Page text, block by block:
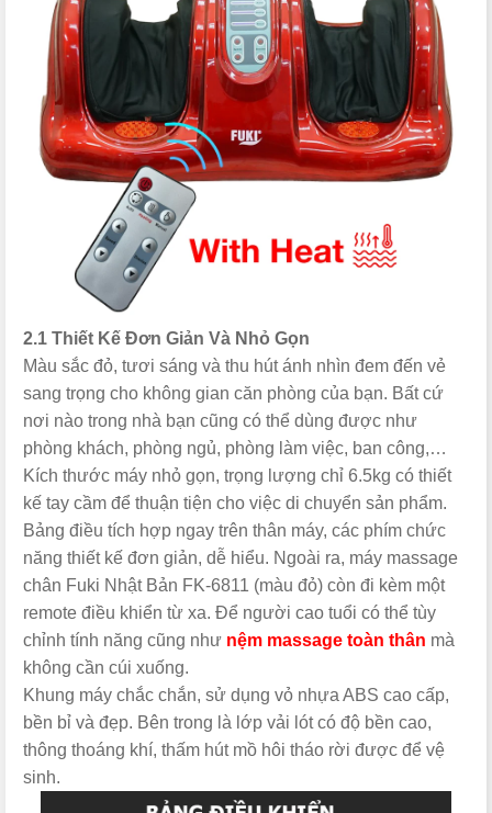
2.1 Thiết Kế Đơn Giản Và Nhỏ Gọn
Màu sắc đỏ, tươi sáng và thu hút ánh nhìn đem đến vẻ
sang trọng cho không gian căn phòng của bạn. Bất cứ
nơi nào trong nhà bạn cũng có thể dùng được như
phòng khách, phòng ngủ, phòng làm việc, ban công,…
Kích thước máy nhỏ gọn, trọng lượng chỉ 6.5kg có thiết
kế tay cầm để thuận tiện cho việc di chuyển sản phẩm.
Bảng điều tích hợp ngay trên thân máy, các phím chức
năng thiết kế đơn giản, dễ hiểu. Ngoài ra, máy massage
chân Fuki Nhật Bản FK-6811 (màu đỏ) còn đi kèm một
remote điều khiển từ xa. Để người cao tuổi có thể tùy
chỉnh tính năng cũng như nệm massage toàn thân mà
không cần cúi xuống.
Khung máy chắc chắn, sử dụng vỏ nhựa ABS cao cấp,
bền bỉ và đẹp. Bên trong là lớp vải lót có độ bền cao,
thông thoáng khí, thấm hút mồ hôi tháo rời được để vệ
sinh.